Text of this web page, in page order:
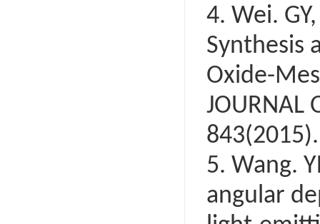
4. Wei.
Synthesis
Oxide-
JOURNAL
843(2015).
5. Wang.
angular